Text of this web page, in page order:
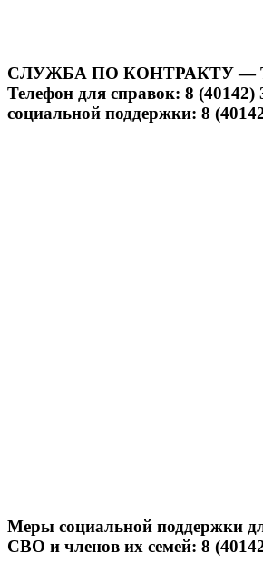
СЛУЖБА ПО КОНТРАКТУ —
Телефон для справок: 8
социальной поддержки: 8
Меры социальной поддержки
СВО и членов их семей: 8